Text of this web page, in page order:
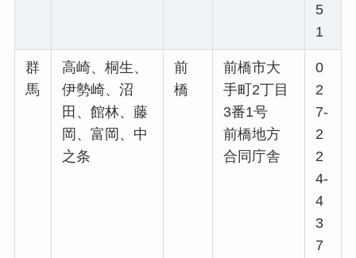
5
1
群
馬
高崎、桐生、
伊勢崎、沼
田、館林、藤
岡、富岡、中
之条
前
橋
前橋市大
手町2丁目
3番1号
前橋地方
合同庁舎
0
2
7-
2
2
4-
4
3
7